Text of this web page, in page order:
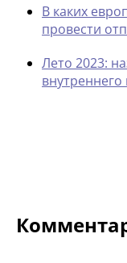
В каких
провести
Лето 2023: